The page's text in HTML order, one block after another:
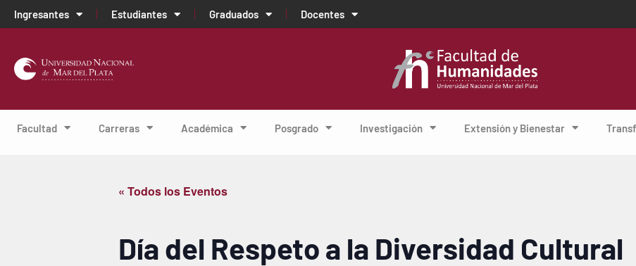
Ingresantes Estudiantes Graduados Docentes
Facultad Carreras Académica Posgrado Investigación Extensión y Bienestar
« Todos los Eventos
Día del Respeto a la Diversidad Cultural